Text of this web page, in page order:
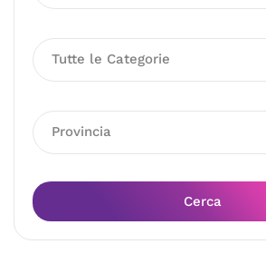
Tutte le Categorie
Provincia
Cerca